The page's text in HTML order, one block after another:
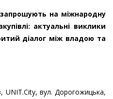
запрошують на міжнародну
актуальні виклики
діалог між владою та
UNIT.City, вул. Дорогожицька,